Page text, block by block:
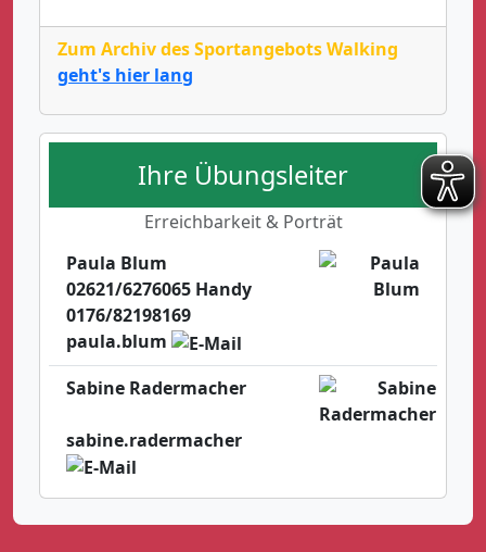
Zum Archiv des Sportangebots Walking
geht's hier lang
Ihre Übungsleiter
Erreichbarkeit & Porträt
Paula Blum
02621/6276065 Handy
0176/82198169
paula.blum
Sabine Radermacher
sabine.radermacher